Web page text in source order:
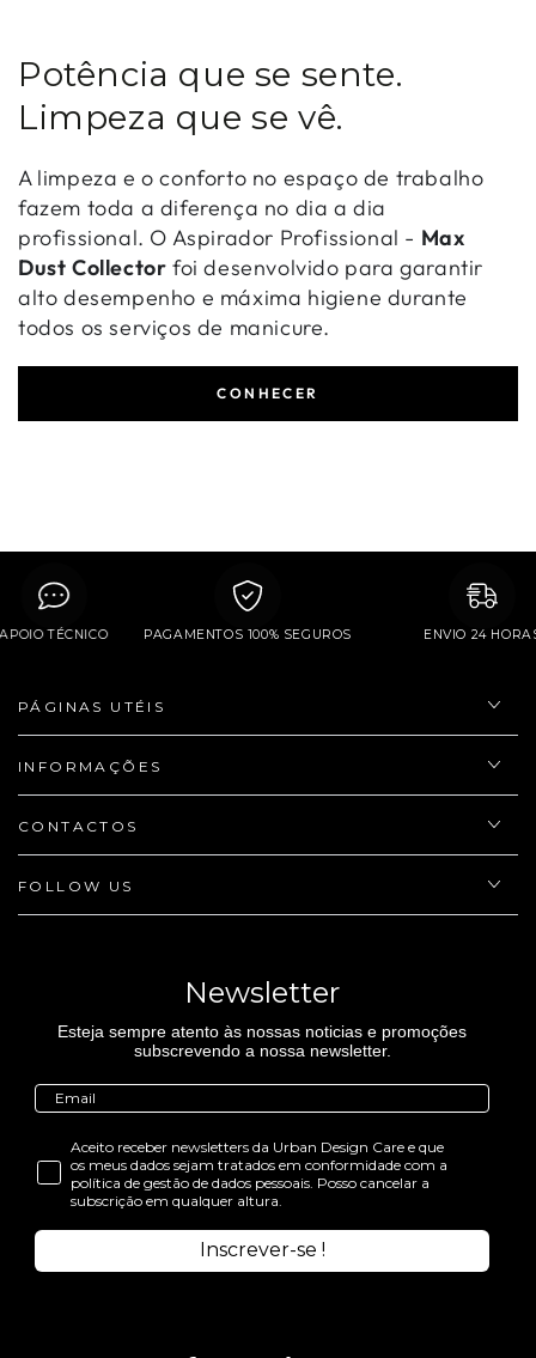
Potência que se sente.
Limpeza que se vê.
A limpeza e o conforto no espaço de trabalho
fazem toda a diferença no dia a dia
profissional. O Aspirador Profissional - Max
Dust Collector foi desenvolvido para garantir
alto desempenho e máxima higiene durante
todos os serviços de manicure.
CONHECER
APOIO TÉCNICO PAGAMENTOS 100% SEGUROS ENVIO 24
PÁGINAS UTÉIS
INFORMAÇÕES
CONTACTOS
FOLLOW US
Newsletter
Esteja sempre atento às nossas noticias e promoções
subscrevendo a nossa newsletter.
Aceito receber newsletters da Urban Design Care e que
os meus dados sejam tratados em conformidade com a
política de gestão de dados pessoais. Posso cancelar a
subscrição em qualquer altura.
Inscrever-se !